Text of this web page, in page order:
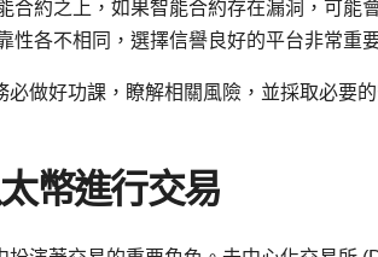
合約之上，如果智能合約存在漏洞，可能
性各不相同，選擇信譽良好的平台非常重
做好功課，瞭解相關風險，並採取必要
幣進行交易